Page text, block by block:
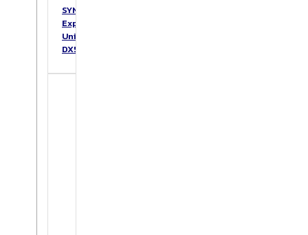
SYNOLOGY
Expansion
Unit
DX517